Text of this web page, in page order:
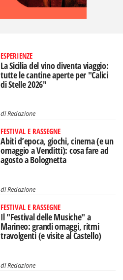
ESPERIENZE
La Sicilia del vino diventa viaggio:
tutte le cantine aperte per "Calici
di Stelle 2026"
diRedazione
FESTIVAL E RASSEGNE
Abiti d’epoca, giochi, cinema (e un
omaggio a Venditti): cosa fare ad
agosto a Bolognetta
diRedazione
FESTIVAL E RASSEGNE
Il "Festival delle Musiche" a
Marineo: grandi omaggi, ritmi
travolgenti (e visite al Castello)
diRedazione